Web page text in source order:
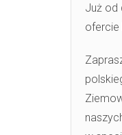
Już od
ofercie